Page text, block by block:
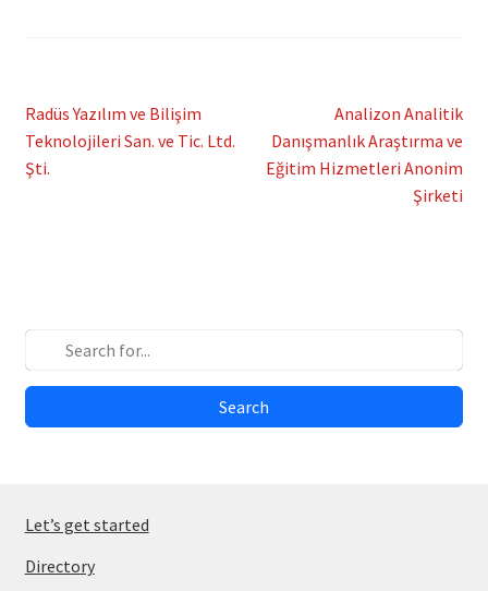
Post
navigation
Previous
post:
Radüs Yazılım ve Bilişim
Teknolojileri San. ve Tic. Ltd.
Şti.
Next
post:
Analizon Analitik
Danışmanlık Araştırma ve
Eğitim Hizmetleri Anonim
Şirketi
Search
Let’s get started
Directory